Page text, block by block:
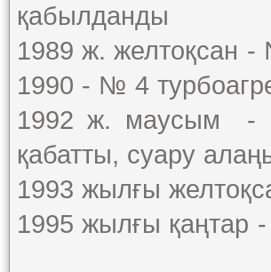
қабылданды
1989 ж. желтоқсан -
1990 - № 4
1992 ж. маусым - №
қабатты, суару
1993 жылғы
1995 жылғы қаңтар